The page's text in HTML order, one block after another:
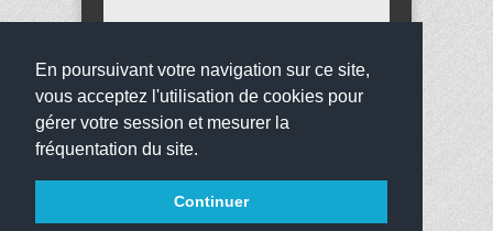
En poursuivant votre navigation sur ce site,
vous acceptez l'utilisation de cookies pour
gérer votre session et mesurer la
fréquentation du site.
Continuer
Envoyer
réservés
websco